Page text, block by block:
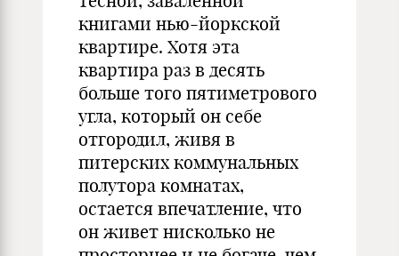
книгами нью-йоркской
квартире. Хотя эта
квартира раз в десять
больше того пятиметрового
угла, который он себе
отгородил, живя в
питерских коммунальных
полутора комнатах,
остается впечатление, что
он живет нисколько не